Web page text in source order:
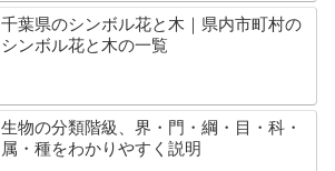
千葉県のシンボル花と木｜県内市町村の
シンボル花と木の一覧
生物の分類階級、界・門・綱・目・科・
属・種をわかりやすく説明